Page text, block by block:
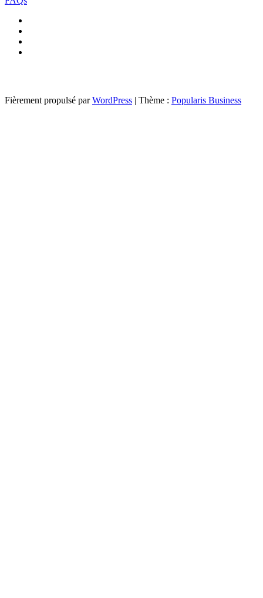
Fièrement propulsé parWordPress | Thème : Popularis Business